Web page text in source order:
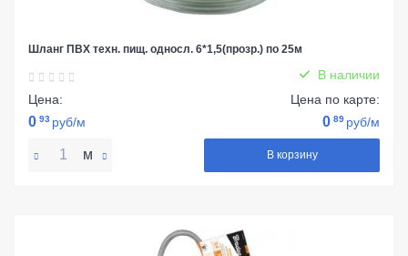
Шланг ПВХ техн. пищ. односл. 6*1,5(прозр.) по 25м
В наличии
Цена:
0 93 руб/м
Цена по карте:
0 89 руб/м
м В корзину